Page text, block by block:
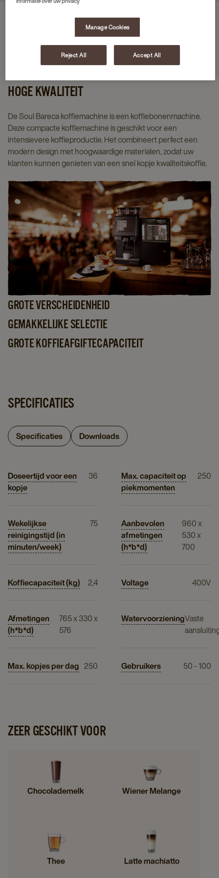
Voordelen van de machineSpecificaties
EEN MODERNE MACHINE VOOR KOFFIE VAN
HOGE KWALITEIT
De Soul Bareca koffiemachine is een koffiebonenmachine.
Deze compacte koffiemachine is geschikt voor een
intensievere koffieproductie. Het combineert perfect een
modern design met hoogwaardige materialen, zodat uw
klanten kunnen genieten van een snel kopje kwaliteitskoffie.
GROTE VERSCHEIDENHEID
GEMAKKELIJKE SELECTIE
GROTE KOFFIEAFGIFTECAPACITEIT
SPECIFICATIES
Specificaties Downloads
Doseertijd voor een
kopje
36
Max. capaciteit op
piekmomenten
250
Wekelijkse
reinigingstijd (in
minuten/week)
75
Aanbevolen
afmetingen
(h*b*d)
960 x
530 x
700
Koffiecapaciteit (kg) 2,4 Voltage 400V
Afmetingen
(h*b*d)
765 x 330 x
576
WatervoorzieningVaste
Max. kopjes per dag 250 Gebruikers 50 - 100
ZEER GESCHIKT VOOR
Chocolademelk Wiener Melange
Thee Latte machiatto
Manage Cookies
Reject All Accept All